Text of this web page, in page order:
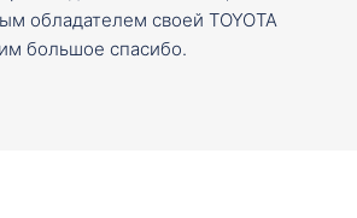
обладателем своей TOYOTA
большое спасибо.